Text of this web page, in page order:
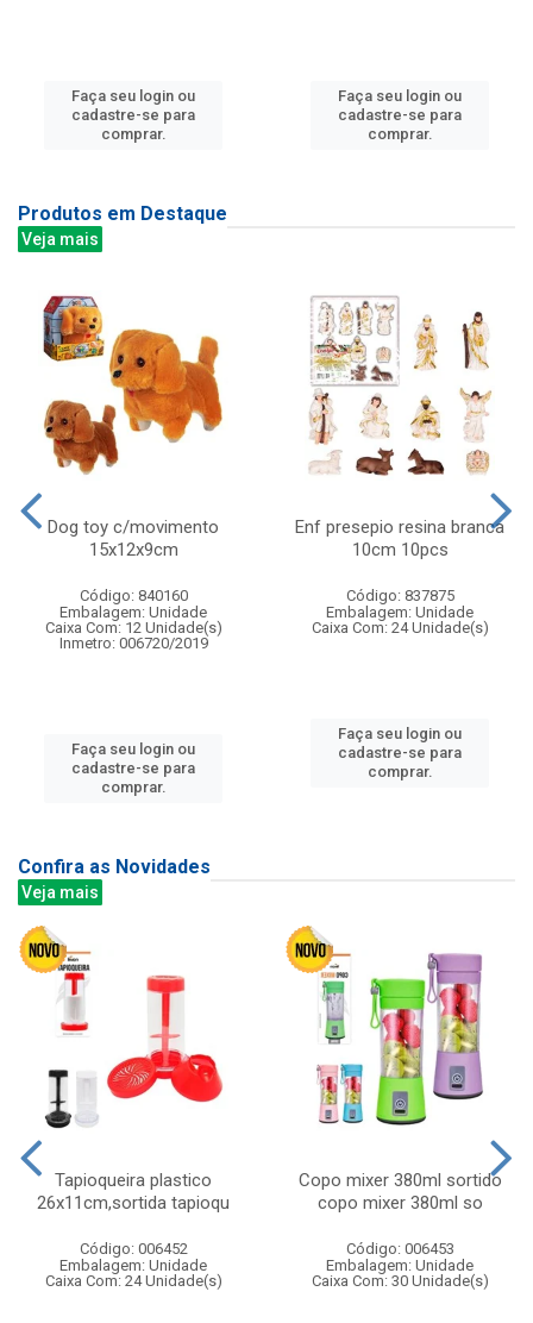
Faça seu login ou
cadastre-se para
comprar.
Faça seu login ou
cadastre-se para
comprar.
Produtos em Destaque
Veja mais
Dog toy c/movimento
15x12x9cm
Código: 840160
Embalagem: Unidade
Caixa Com: 12 Unidade(s)
Inmetro: 006720/2019
Faça seu login ou
cadastre-se para
comprar.
Enf presepio resina branca
10cm 10pcs
Código: 837875
Embalagem: Unidade
Caixa Com: 24 Unidade(s)
Faça seu login ou
cadastre-se para
comprar.
Confira as Novidades
Veja mais
Tapioqueira plastico
26x11cm,sortida tapioqu
Código: 006452
Embalagem: Unidade
Caixa Com: 24 Unidade(s)
Copo mixer 380ml sortido
copo mixer 380ml so
Código: 006453
Embalagem: Unidade
Caixa Com: 30 Unidade(s)